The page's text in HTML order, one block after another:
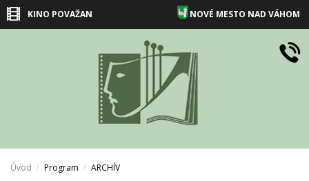
KINO POVAŽAN NOVÉ MESTO NAD VÁHOM
Úvod Program ARCHÍV